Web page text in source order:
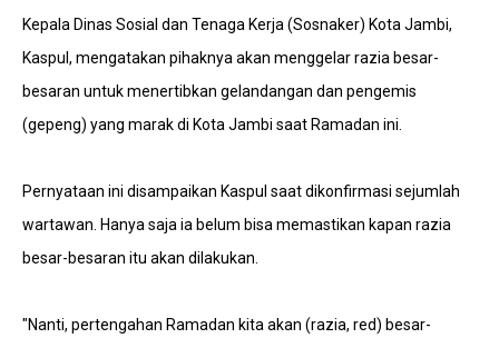
Kepala Dinas Sosial dan Tenaga Kerja (Sosnaker) Kota Jambi,
Kaspul, mengatakan pihaknya akan menggelar razia besar-
besaran untuk menertibkan gelandangan dan pengemis
(gepeng) yang marak di Kota Jambi saat Ramadan ini.
Pernyataan ini disampaikan Kaspul saat dikonfirmasi sejumlah
wartawan. Hanya saja ia belum bisa memastikan kapan razia
besar-besaran itu akan dilakukan.
"Nanti, pertengahan Ramadan kita akan (razia, red) besar-